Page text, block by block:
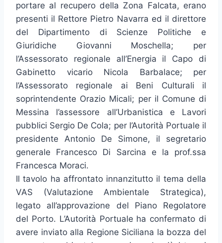
portare al recupero della Zona Falcata, erano
presenti il Rettore Pietro Navarra ed il direttore
del Dipartimento di Scienze Politiche e
Giuridiche Giovanni Moschella; per
l’Assessorato regionale all’Energia il Capo di
Gabinetto vicario Nicola Barbalace; per
l’Assessorato regionale ai Beni Culturali il
soprintendente Orazio Micali; per il Comune di
Messina l’assessore all’Urbanistica e Lavori
pubblici Sergio De Cola; per l’Autorità Portuale il
presidente Antonio De Simone, il segretario
generale Francesco Di Sarcina e la prof.ssa
Francesca Moraci.
Il tavolo ha affrontato innanzitutto il tema della
VAS (Valutazione Ambientale Strategica),
legato all’approvazione del Piano Regolatore
del Porto. L’Autorità Portuale ha confermato di
avere inviato alla Regione Siciliana la bozza del